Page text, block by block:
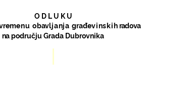
O D L U K U
enu obavljanja građevinskihradova
na području Grada Dubrovnika